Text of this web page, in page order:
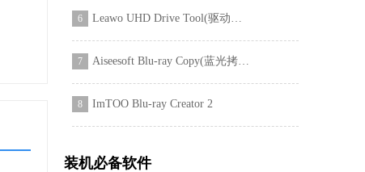
6 Leawo UHD Drive Tool(驱动器降级工具)
7 Aiseesoft Blu-ray Copy(蓝光拷贝软件)
8 ImTOO Blu-ray Creator 2
装机必备软件